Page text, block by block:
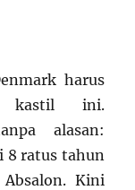
harus
kastil ini.
alasan:
8 ratus tahun
Kini